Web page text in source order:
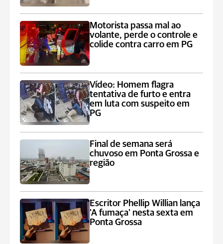
Motorista passa mal ao
volante, perde o controle e
colide contra carro em PG
Vídeo: Homem flagra
tentativa de furto e entra
em luta com suspeito em
PG
Final de semana será
chuvoso em Ponta Grossa e
região
Escritor Phellip Willian lança
'A fumaça' nesta sexta em
Ponta Grossa